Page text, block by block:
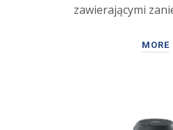
zawierającymi
MORE